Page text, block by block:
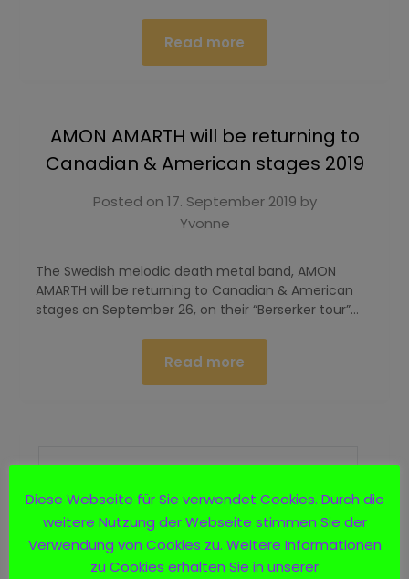
Read more
AMON AMARTH will be returning to
Canadian & American stages 2019
Posted on 17. September 2019 by
Yvonne
The Swedish melodic death metal band, AMON
AMARTH will be returning to Canadian & American
stages on September 26, on their “Berserker tour”…
Read more
Diese Webseite für Sie verwendet Cookies. Durch die
weitere Nutzung der Webseite stimmen Sie der
Verwendung von Cookies zu. Weitere Informationen
zu Cookies erhalten Sie in unserer